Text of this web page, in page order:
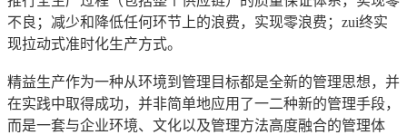
不良；减少和降低任何环节上的浪费，实现零浪费；zui终实
现拉动式准时化生产方式。
精益生产作为一种从环境到管理目标都是全新的管理思想，并
在实践中取得成功，并非简单地应用了一二种新的管理手段，
而是一套与企业环境、文化以及管理方法高度融合的管理体